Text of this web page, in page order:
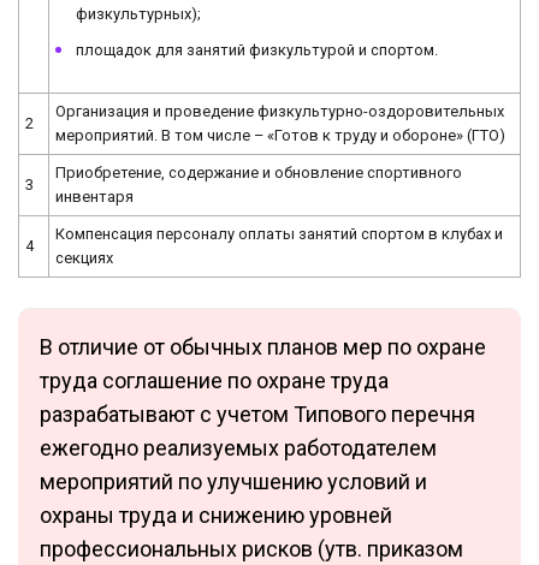
физкультурных);
площадок для занятий физкультурой и спортом.
2
Организация и проведение физкультурно-оздоровительных
мероприятий. В том числе – «Готов к труду и обороне» (ГТО)
3
Приобретение, содержание и обновление спортивного
инвентаря
4
Компенсация персоналу оплаты занятий спортом в клубах и
секциях
В отличие от обычных планов мер по охране
труда соглашение по охране труда
разрабатывают с учетом Типового перечня
ежегодно реализуемых работодателем
мероприятий по улучшению условий и
охраны труда и снижению уровней
профессиональных рисков (утв. приказом